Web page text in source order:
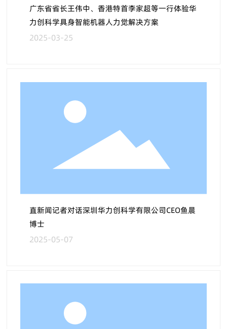
广东省省长王伟中、香港特首李家超等一行体验华
力创科学具身智能机器人力觉解决方案
2025-03-25
直新闻记者对话深圳华力创科学有限公司CEO鱼晨
博士
2025-05-07